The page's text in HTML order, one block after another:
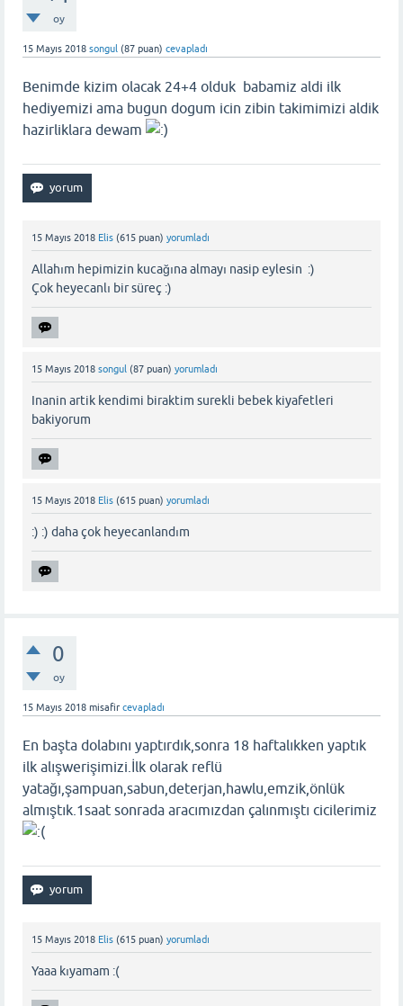
oy
15 Mayıs 2018 songul (87 puan) cevapladı
Benimde kizim olacak 24+4 olduk babamiz aldi ilk
hediyemizi ama bugun dogum icin zibin takimimizi aldik
hazirliklara dewam
15 Mayıs 2018 Elis (615 puan) yorumladı
Allahım hepimizin kucağına almayı nasip eylesin :)
Çok heyecanlı bir süreç :)
15 Mayıs 2018 songul (87 puan) yorumladı
Inanin artik kendimi biraktim surekli bebek kiyafetleri
bakiyorum
15 Mayıs 2018 Elis (615 puan) yorumladı
:) :) daha çok heyecanlandım
0
oy
15 Mayıs 2018 misafir cevapladı
En başta dolabını yaptırdık,sonra 18 haftalıkken yaptık
ilk alışwerişimizi.İlk olarak reflü
yatağı,şampuan,sabun,deterjan,hawlu,emzik,önlük
almıştık.1saat sonrada aracımızdan çalınmıştı cicilerimiz
15 Mayıs 2018 Elis (615 puan) yorumladı
Yaaa kıyamam :(